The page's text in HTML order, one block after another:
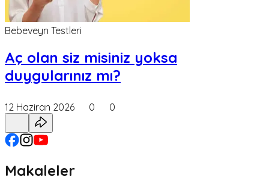
Bebeveyn Testleri
Aç olan siz misiniz yoksa
duygularınız mı?
12 Haziran 2026 0 0
Makaleler